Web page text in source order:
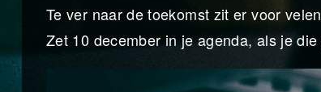
Te ver naar de toekomst zit er voor
Zet 10 december in je agenda, als je